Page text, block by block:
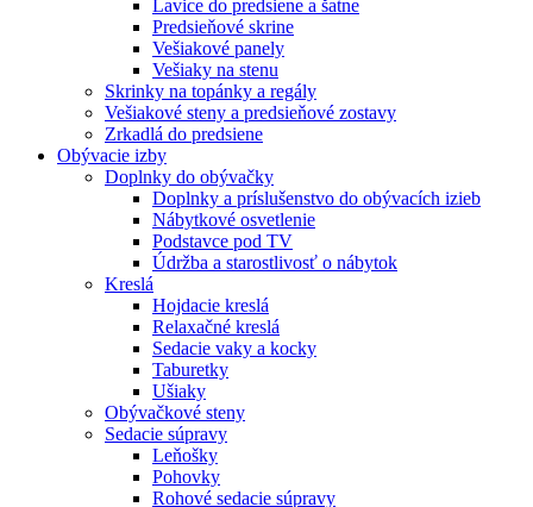
Lavice do predsiene a šatne
Predsieňové skrine
Vešiakové panely
Vešiaky na stenu
Skrinky na topánky a regály
Vešiakové steny a predsieňové zostavy
Zrkadlá do predsiene
Obývacie izby
Doplnky do obývačky
Doplnky a príslušenstvo do obývacích izieb
Nábytkové osvetlenie
Podstavce pod TV
Údržba a starostlivosť o nábytok
Kreslá
Hojdacie kreslá
Relaxačné kreslá
Sedacie vaky a kocky
Taburetky
Ušiaky
Obývačkové steny
Sedacie súpravy
Leňošky
Pohovky
Rohové sedacie súpravy